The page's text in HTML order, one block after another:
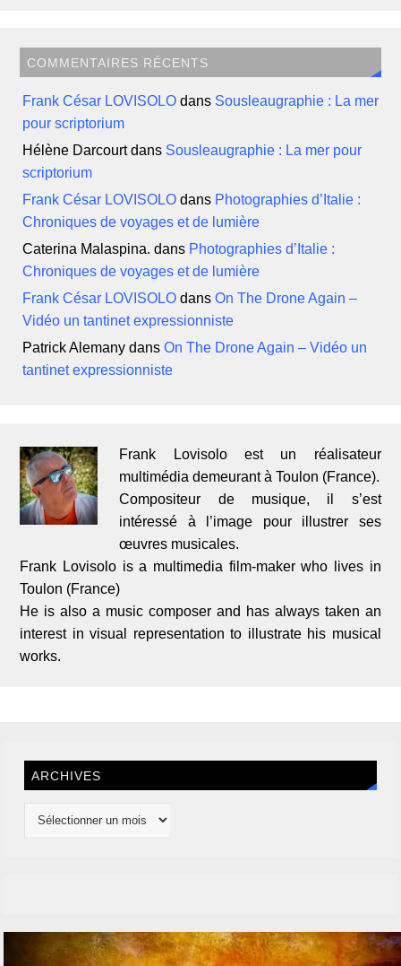
COMMENTAIRES RÉCENTS
Frank César LOVISOLO dans Sousleaugraphie : La mer
pour scriptorium
Hélène Darcourtdans Sousleaugraphie : La mer pour
scriptorium
Frank César LOVISOLO dans Photographies d’Italie :
Chroniques de voyages et de lumière
Caterina Malaspina. dans Photographies d’Italie :
Chroniques de voyages et de lumière
Frank César LOVISOLO dansOn The Drone Again –
Vidéo un tantinet expressionniste
Patrick Alemany dansOn The Drone Again – Vidéo un
tantinet expressionniste
Frank Lovisolo est un réalisateur
multimédia demeurant à Toulon (France).
Compositeur de musique, il s’est
intéressé à l’image pour illustrer ses
œuvres musicales.
Frank Lovisolo is a multimedia film-maker who lives in
Toulon (France)
He is also a music composer and has always taken an
interest in visual representation to illustrate his musical
works.
ARCHIVES